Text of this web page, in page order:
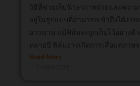
วิธีที่ช่วยเก็บรักษาภาพถ่ายและควา
อยู่ในรูปแบบที่สามารถเข้าถึงได้ง่าย
ยาวนาน แม้ฟิล์มจะถูกเก็บไว้อย่างดี
หลายปี ฟิล์มอาจเกิดการเสื่อมสภาพจ
Read More